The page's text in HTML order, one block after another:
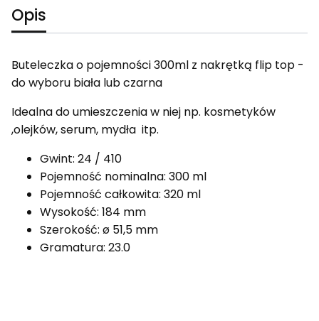
Opis
Buteleczka o pojemności 300ml z nakrętką flip top -
do wyboru biała lub czarna
Idealna do umieszczenia w niej np. kosmetyków
,olejków, serum, mydła itp.
Gwint: 24 / 410
Pojemność nominalna: 300 ml
Pojemność całkowita: 320 ml
Wysokość: 184 mm
Szerokość: ø 51,5 mm
Gramatura: 23.0